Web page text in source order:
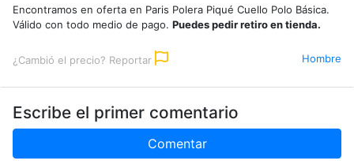
Encontramos en oferta en Paris Polera Piqué Cuello Polo Básica.
Válido con todo medio de pago. Puedes pedir retiro en tienda.
¿Cambió el precio? Reportar Hombre
Escribe el primer comentario
Comentar